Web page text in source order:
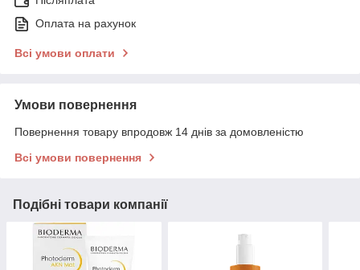
Оплата на рахунок
Всі умови оплати
Умови повернення
Повернення товару впродовж 14 днів за домовленістю
Всі умови повернення
Подібні товари компанії